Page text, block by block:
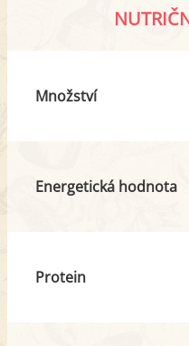
Množství
Energetická hodnota
Protein